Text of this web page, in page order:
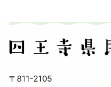
〒811-2105